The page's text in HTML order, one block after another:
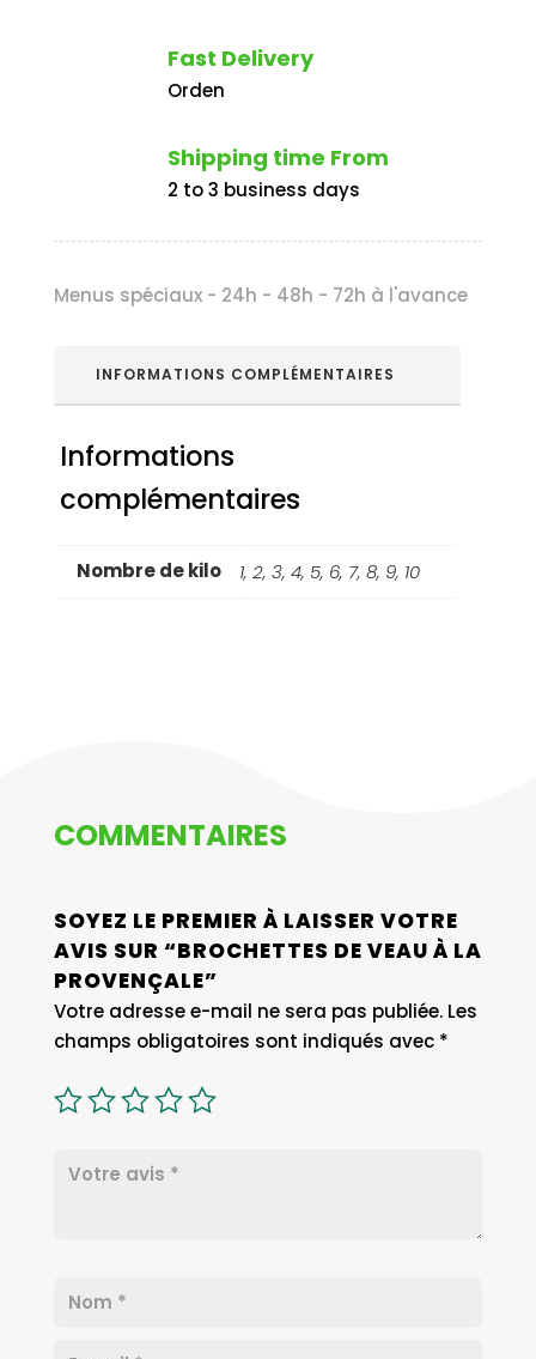
Fast Delivery
Orden
Shipping time From
2 to 3 business days
Menus spéciaux - 24h - 48h - 72h à l'avance
INFORMATIONS COMPLÉMENTAIRES
Informations
complémentaires
Nombre de kilo 1, 2, 3, 4, 5, 6, 7, 8, 9, 10
COMMENTAIRES
SOYEZ LE PREMIER À LAISSER VOTRE
AVIS SUR “BROCHETTES DE VEAU À LA
PROVENÇALE”
Votre adresse e-mail ne sera pas publiée. Les
champs obligatoires sont indiqués avec *